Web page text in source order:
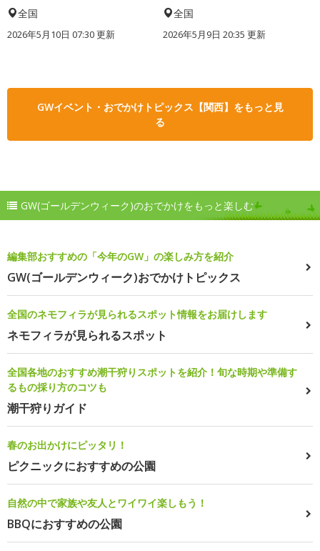
全国
2026年5月10日 07:30 更新
全国
2026年5月9日 20:35 更新
GWイベント・おでかけトピックス【関西】をもっと見
る
GW(ゴールデンウィーク)のおでかけをもっと楽しむ
編集部おすすめの「今年のGW」の楽しみ方を紹介
GW(ゴールデンウィーク)おでかけトピックス
全国のネモフィラが見られるスポット情報をお届けします
ネモフィラが見られるスポット
全国各地のおすすめ潮干狩りスポットを紹介！旬な時期や準備す
るもの採り方のコツも
潮干狩りガイド
春のお出かけにピッタリ！
ピクニックにおすすめの公園
自然の中で家族や友人とワイワイ楽しもう！
BBQにおすすめの公園